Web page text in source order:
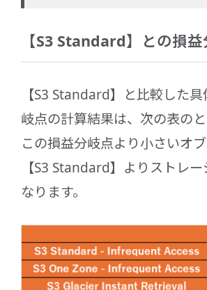
【S3 Standard】との損
【S3 Standard】と比較した
岐点の計算結果は、次の表のと
この損益分岐点より小さいオブ
【S3 Standard】よりストレ
なります。